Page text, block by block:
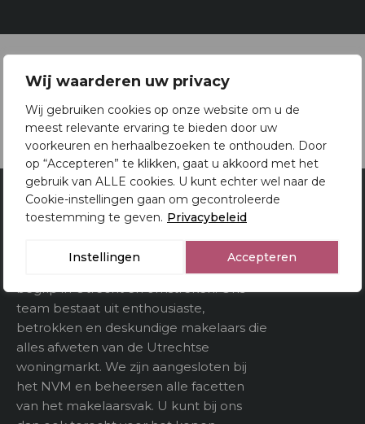
Wij waarderen uw privacy
Wij gebruiken cookies op onze website om u de
meest relevante ervaring te bieden door uw
voorkeuren en herhaalbezoeken te onthouden. Door
op “Accepteren” te klikken, gaat u akkoord met het
gebruik van ALLE cookies. U kunt echter wel naar de
Cookie-instellingen gaan om gecontroleerde
toestemming te geven. Privacybeleid
Instellingen Accepteren
Oppervlakten en inhoud
Woonoppervlakte
109 m2
Gebouwgebonden
kenmerken
Inhoud 378 m
5
Aantal verdiepeingen
Buitenruimte
Tuin
Brochure
Download brochure
Van Doorn Makelaardij
Al 80 jaar is Van Doorn Makelaardij een
begrip in Utrecht en omstreken. Ons
team bestaat uit enthousiaste,
betrokken en deskundige makelaars die
alles afweten van de Utrechtse
woningmarkt. We zijn aangesloten bij
het NVM en beheersen alle facetten
van het makelaarsvak. U kunt bij ons